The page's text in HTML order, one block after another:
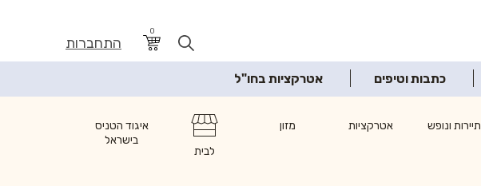
0
התחברות
כתבות וטיפים אטרקציות בחו"ל
תיירות ונופש אטרקציות
מזון
לבית
איגוד הטניס
בישראל